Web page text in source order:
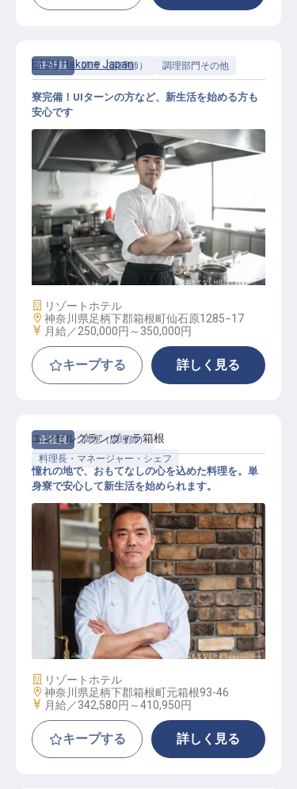
正社員 調理（調理師） 調理部門その他
料理スタッフ
ETSU Hakone Japan
寮完備！UIターンの方など、新生活を始める方も
安心です
施設業態
リゾートホテル
勤務地
神奈川県足柄下郡箱根町仙石原1285−17
給与
月給／250,000円～ 350,000円
キープする 詳しく見る
正社員
調理（調理師）
料理長・マネージャー・シェフ
調理スタッフ（管理職候補）
エンゼルグランヴィラ箱根
憧れの地で、おもてなしの心を込めた料理を。単
身寮で安心して新生活を始められます。
施設業態
リゾートホテル
勤務地
神奈川県足柄下郡箱根町元箱根93-46
給与
月給／342,580円～410,950円
キープする 詳しく見る